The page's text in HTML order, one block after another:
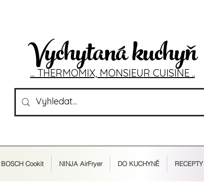
Vychytaná kuchyň
... THERMOMIX, MONSIEUR CUISINE ..
BOSCH Cookit NINJA AirFryer DO KUCHYNĚ RECEPTY